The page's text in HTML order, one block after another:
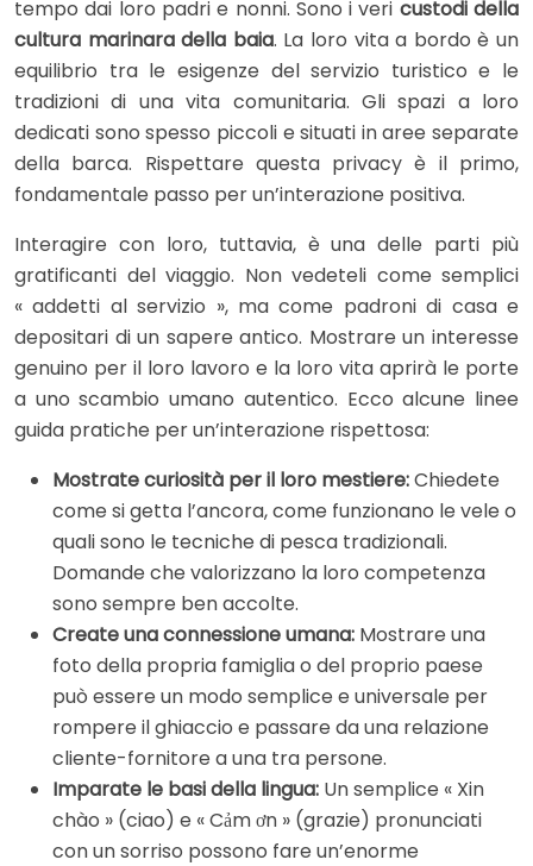
tempo dai loro padri e nonni. Sono i veri custodi della
cultura marinara della baia. La loro vita a bordo è un
equilibrio tra le esigenze del servizio turistico e le
tradizioni di una vita comunitaria. Gli spazi a loro
dedicati sono spesso piccoli e situati in aree separate
della barca. Rispettare questa privacy è il primo,
fondamentale passo per un’interazione positiva.
Interagire con loro, tuttavia, è una delle parti più
gratificanti del viaggio. Non vedeteli come semplici
« addetti al servizio », ma come padroni di casa e
depositari di un sapere antico. Mostrare un interesse
genuino per il loro lavoro e la loro vita aprirà le porte
a uno scambio umano autentico. Ecco alcune linee
guida pratiche per un’interazione rispettosa:
Mostrate curiosità per il loro mestiere:Chiedete
come si getta l’ancora, come funzionano le vele o
quali sono le tecniche di pesca tradizionali.
Domande che valorizzano la loro competenza
sono sempre ben accolte.
Create una connessione umana: Mostrare una
foto della propria famiglia o del proprio paese
può essere un modo semplice e universale per
rompere il ghiaccio e passare da una relazione
cliente-fornitore a una tra persone.
Imparate le basi della lingua: Un semplice « Xin
chào » (ciao) e « Cảm ơn » (grazie) pronunciati
con un sorriso possono fare un’enorme